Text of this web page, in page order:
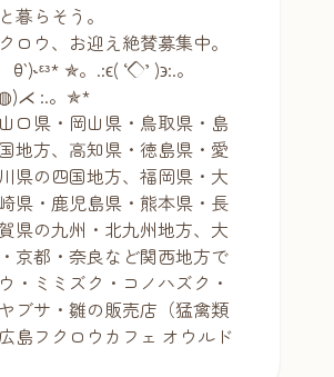
暮らそう。
ロウ、お迎え絶賛募集中。
✯。.:ϵ( ‘◇’ )϶:.。
:.。✯*
口県・岡山県・鳥取県・島
地方、高知県・徳島県・愛
県の四国地方、福岡県・大
県・鹿児島県・熊本県・長
県の九州・北九州地方、大
京都・奈良など関西地方で
・ミミズク・コノハズク・
ブサ・雛の販売店（猛禽類
島フクロウカフェ オウルド